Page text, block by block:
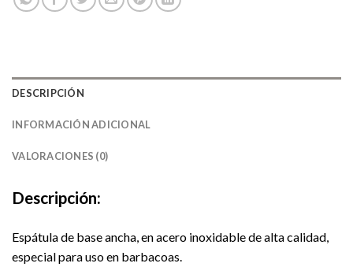
DESCRIPCIÓN
INFORMACIÓN ADICIONAL
VALORACIONES (0)
Descripción:
Espátula de base ancha, en acero inoxidable de alta calidad,
especial para uso en barbacoas.